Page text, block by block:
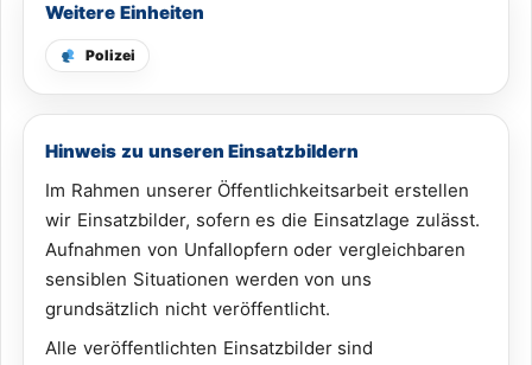
Weitere Einheiten
Polizei
Hinweis zu unseren Einsatzbildern
Im Rahmen unserer Öffentlichkeitsarbeit erstellen
wir Einsatzbilder, sofern es die Einsatzlage zulässt.
Aufnahmen von Unfallopfern oder vergleichbaren
sensiblen Situationen werden von uns
grundsätzlich nicht veröffentlicht.
Alle veröffentlichten Einsatzbilder sind